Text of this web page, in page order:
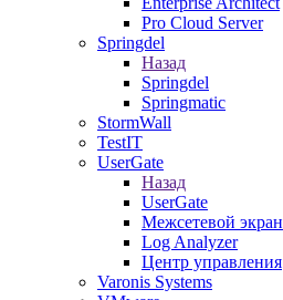
Pro Cloud Server
Springdel
Назад
Springdel
Springmatic
StormWall
TestIT
UserGate
Назад
UserGate
Межсетевой экран
Log Analyzer
Центр управления
Varonis Systems